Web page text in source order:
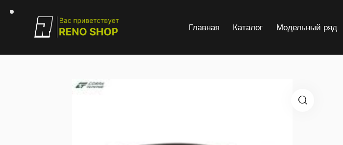
Главная Каталог Модельный ряд